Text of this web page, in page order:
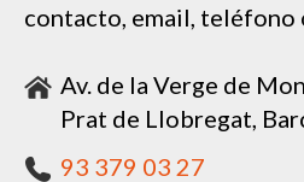
contacto, email, teléfono
Av. de la Verge de
Prat de Llobregat,
93 379 03 27